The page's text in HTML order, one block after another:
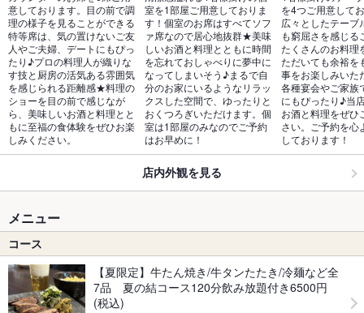
意しております。目の前で調
理の様子を見ることができる
特等席は、気の置けないご友
人やご夫婦、デートにもぴっ
たり♪プロの料理人が織りな
す技と厨房の活気ある雰囲気
を感じられる距離感★料理の
ショーを目の前で感じなが
ら、美味しいお酒と料理とと
もに至福の食体験をぜひお楽
しみください。
室を1部屋ご用意しておりま
す！個室のお席はすべてソフ
ァ席なので居心地抜群★美味
しいお酒と料理とともに時間
を忘れておしゃべりに夢中に
なってしまいそう♪まるで自
分のお家にいるようなリラッ
クスした空間で、ゆったりと
おくつろぎいただけます。個
室は1部屋のみなのでご予約
はお早めに！
を4つご用意して
広々としたテーブ
も窮屈さを感じる
たくさんのお料理
ただいても余裕を
事をお楽しみい
各種宴会やご家族
にもぴったり♪当
お酒と料理をぜひ
さい。ご予約を心
しております！
店内外観を見る
メニュー
コース
【夏限定】牛たん焼き/牛タンたたき/冷麺など全
7品 夏の結コース120分飲み放題付き6500円
(税込)